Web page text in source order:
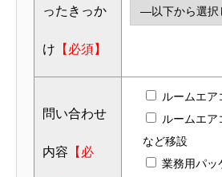
ったきっか
け 【必須】
問い合わせ
内容 【必
ルームエア
ルームエ
など移設
業務用パッ